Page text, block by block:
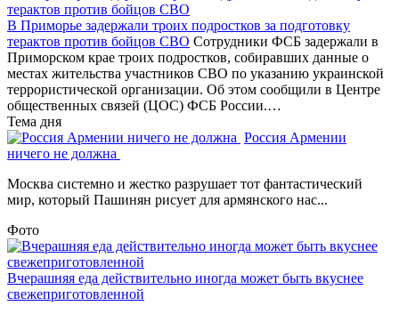
В Приморье задержали троих подростков за подготовку
терактов против бойцов СВО Сотрудники ФСБ задержали в
Приморском крае троих подростков, собиравших данные о
местах жительства участников СВО по указанию украинской
террористической организации. Об этом сообщили в Центре
общественных связей (ЦОС) ФСБ России.…
Тема дня
Россия Армении
ничего не должна
Москва системно и жестко разрушает тот фантастический
мир, который Пашинян рисует для армянского нас...
Фото
Вчерашняя еда действительно иногда может быть вкуснее
свежеприготовленной